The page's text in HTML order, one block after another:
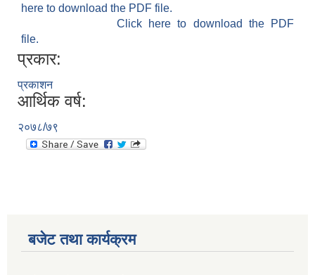
here to download the PDF file.
Click here to download the PDF
file.
प्रकार:
प्रकाशन
आर्थिक वर्ष:
२०७८/७९
बजेट तथा कार्यक्रम